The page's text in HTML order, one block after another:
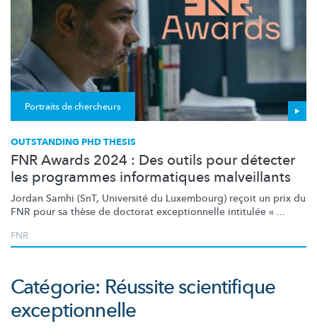
Portraits de chercheurs
OUTSTANDING PHD THESIS
FNR Awards 2024 : Des outils pour détecter
les programmes informatiques malveillants
Jordan Samhi (SnT, Université du Luxembourg) reçoit un prix du
FNR pour sa thèse de doctorat exceptionnelle intitulée « ...
FNR
Catégorie: Réussite scientifique
exceptionnelle